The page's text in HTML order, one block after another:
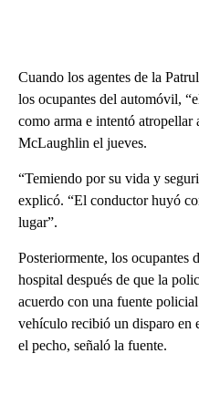
Cuando los agentes de la
los ocupantes del automóvil,
como arma e intentó atropellar
McLaughlin el jueves.
“Temiendo por su vida y
explicó. “El conductor huyó
lugar”.
Posteriormente, los ocupantes
hospital después de que la
acuerdo con una fuente
vehículo recibió un disparo en
el pecho, señaló la fuente.